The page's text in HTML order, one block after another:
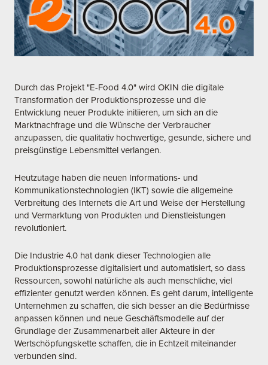
Durch das Projekt "E-Food 4.0" wird OKIN die digitale
Transformation der Produktionsprozesse und die
Entwicklung neuer Produkte initiieren, um sich an die
Marktnachfrage und die Wünsche der Verbraucher
anzupassen, die qualitativ hochwertige, gesunde, sichere und
preisgünstige Lebensmittel verlangen.
Heutzutage haben die neuen Informations- und
Kommunikationstechnologien (IKT) sowie die allgemeine
Verbreitung des Internets die Art und Weise der Herstellung
und Vermarktung von Produkten und Dienstleistungen
revolutioniert.
Die Industrie 4.0 hat dank dieser Technologien alle
Produktionsprozesse digitalisiert und automatisiert, so dass
Ressourcen, sowohl natürliche als auch menschliche, viel
effizienter genutzt werden können. Es geht darum, intelligente
Unternehmen zu schaffen, die sich besser an die Bedürfnisse
anpassen können und neue Geschäftsmodelle auf der
Grundlage der Zusammenarbeit aller Akteure in der
Wertschöpfungskette schaffen, die in Echtzeit miteinander
verbunden sind.